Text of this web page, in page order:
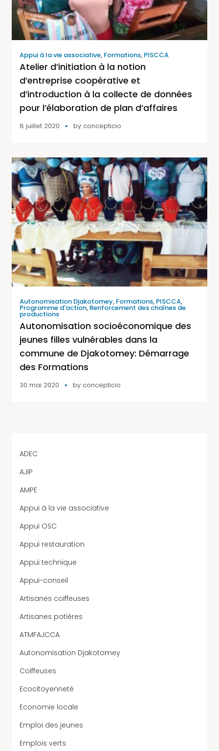
Appui à la vie associative, Formations, PISCCA
Atelier d’initiation à la notion
d’entreprise coopérative et
d’introduction à la collecte de données
pour l’élaboration de plan d’affaires
8 juillet 2020 by concepticio
Autonomisation Djakotomey, Formations, PISCCA,
Programme d'action, Renforcement des chaînes de
productions
Autonomisation socioéconomique des
jeunes filles vulnérables dans la
commune de Djakotomey: Démarrage
des Formations
30 mai 2020 by concepticio
ADEC
AJIP
AMPE
Appui à la vie associative
Appui OSC
Appui restauration
Appui technique
Appui-conseil
Artisanes coiffeuses
Artisanes potières
ATMFAJCCA
Autonomisation Djakotomey
Coiffeuses
Ecocitoyenneté
Economie locale
Emploi des jeunes
Emplois verts